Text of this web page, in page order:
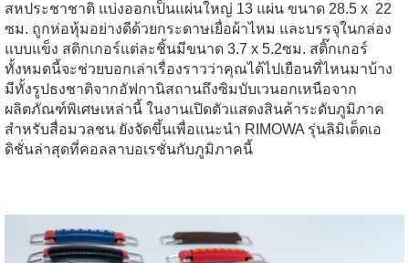
สหประชาชาติ แบ่งออกเป็นแผ่นใหญ่ 13 แผ่น ขนาด 28.5 x 22
ซม. ถูกห่อหุ้มอย่างดีด้วยกระดาษเยื่อผ้าไหม และบรรจุในกล่อง
แบบแข็ง สติกเกอร์แต่ละชิ้นมีขนาด 3.7 x 5.2ซม. สติ๊กเกอร์
ทั้งหมดนี้จะช่วยบอกเล่าเรื่องราวว่าคุณได้ไปเยือนที่ไหนมาบ้าง
มีทั้งรูปธงชาติจากอัฟกานิสถานถึงซิมบับเวนอกเหนือจาก
ผลิตภัณฑ์พิเศษเหล่านี้ ในงานเปิดตัวแสดงสินค้าระดับภูมิภาค
สำหรับสื่อมวลชน ยังจัดขึ้นเพื่อแนะนำ RIMOWA รุ่นลิมิเต็ดเอ
ดิชั่นล่าสุดที่คอลลาบอเรชั่นกับภูมิภาคนี้